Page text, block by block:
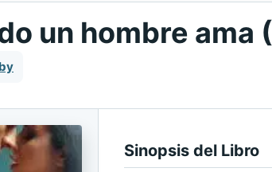
un hombre ama
Sinopsis del Libro